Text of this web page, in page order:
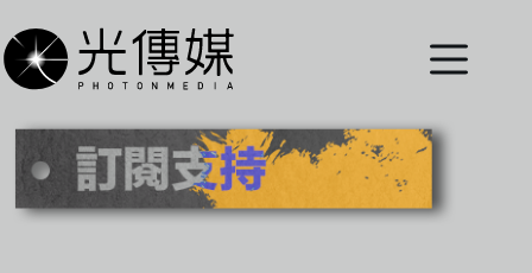
至
主
內